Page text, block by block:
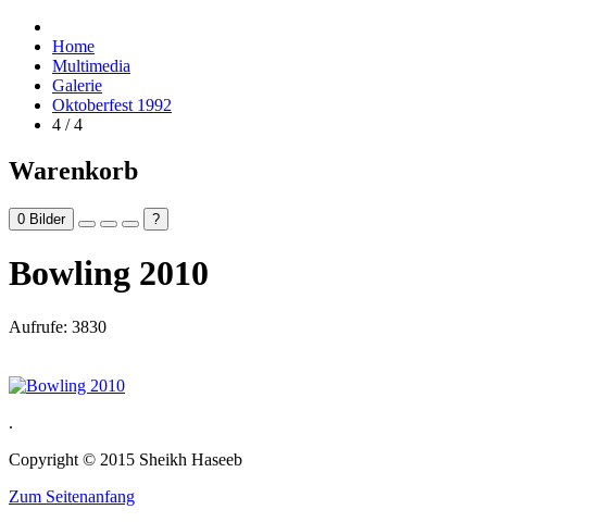
Home
Multimedia
Galerie
Oktoberfest 1992
4 / 4
Warenkorb
0 Bilder ?
Bowling 2010
Aufrufe: 3830
.
Copyright © 2015 Sheikh Haseeb
Zum Seitenanfang